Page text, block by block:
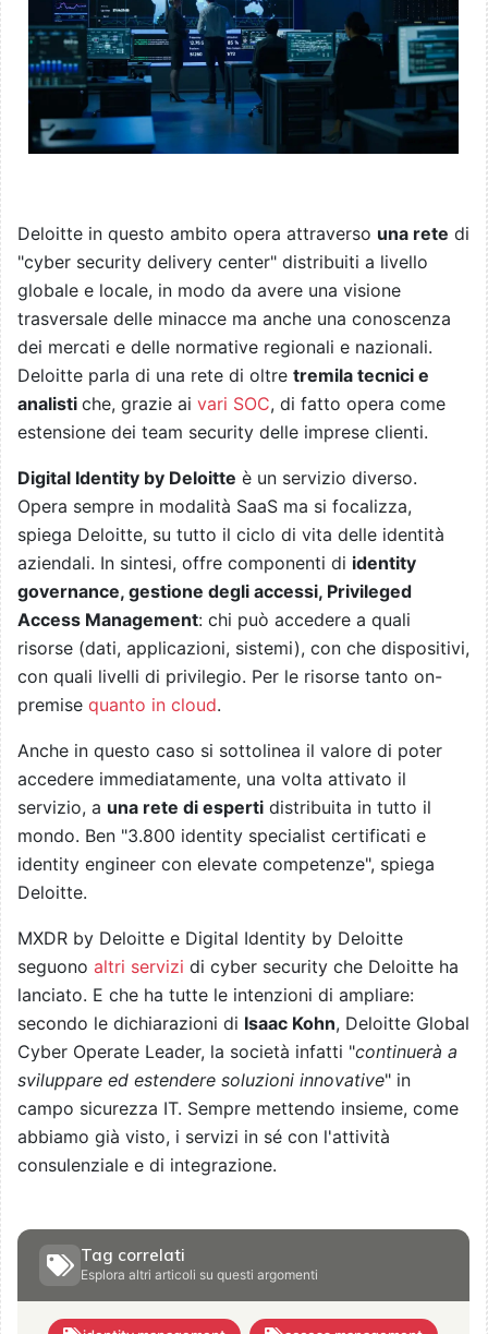
Deloitte in questo ambito opera attraverso una rete di
"cyber security delivery center" distribuiti a livello
globale e locale, in modo da avere una visione
trasversale delle minacce ma anche una conoscenza
dei mercati e delle normative regionali e nazionali.
Deloitte parla di una rete di oltre tremila tecnici e
analisti che, grazie ai vari SOC, di fatto opera come
estensione dei team security delle imprese clienti.
Digital Identity by Deloitte è un servizio diverso.
Opera sempre in modalità SaaS ma si focalizza,
spiega Deloitte, su tutto il ciclo di vita delle identità
aziendali. In sintesi, offre componenti di identity
governance, gestione degli accessi, Privileged
Access Management: chi può accedere a quali
risorse (dati, applicazioni, sistemi), con che dispositivi,
con quali livelli di privilegio. Per le risorse tanto on-
premise quanto in cloud.
Anche in questo caso si sottolinea il valore di poter
accedere immediatamente, una volta attivato il
servizio, a una rete di esperti distribuita in tutto il
mondo. Ben "3.800 identity specialist certificati e
identity engineer con elevate competenze", spiega
Deloitte.
MXDR by Deloitte e Digital Identity by Deloitte
seguono altri servizi di cyber security che Deloitte ha
lanciato. E che ha tutte le intenzioni di ampliare:
secondo le dichiarazioni di Isaac Kohn, Deloitte Global
Cyber Operate Leader, la società infatti "continuerà a
sviluppare ed estendere soluzioni innovative" in
campo sicurezza IT. Sempre mettendo insieme, come
abbiamo già visto, i servizi in sé con l'attività
consulenziale e di integrazione.
Tag correlati
Esplora altri articoli su questi argomenti